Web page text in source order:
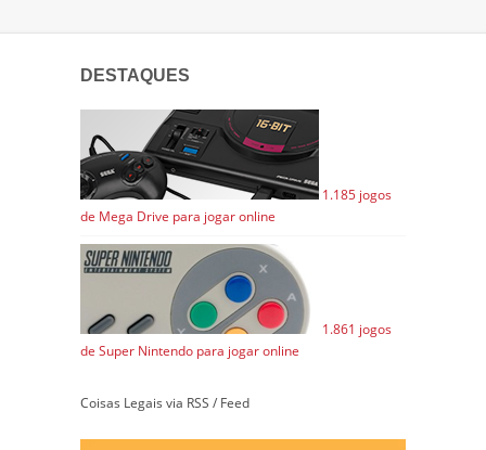
DESTAQUES
1.185 jogos
de Mega Drive para jogar online
1.861 jogos
de Super Nintendo para jogar online
Coisas Legais via RSS / Feed